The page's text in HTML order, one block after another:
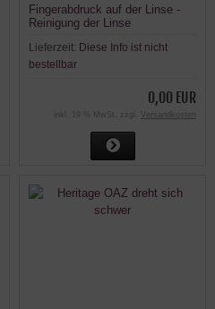
Fingerabdruck auf der Linse -
Reinigung der Linse
Lieferzeit: Diese Info ist nicht
bestellbar
0,00 EUR
inkl. 19 % MwSt. zzgl. Versandkosten